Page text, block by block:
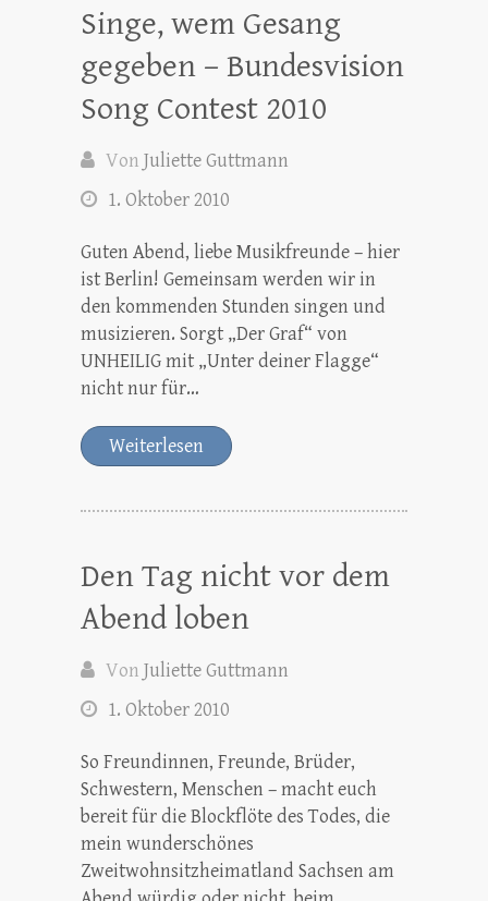
Singe, wem Gesang
gegeben – Bundesvision
Song Contest 2010
Von Juliette Guttmann
1. Oktober 2010
Guten Abend, liebe Musikfreunde – hier
ist Berlin! Gemeinsam werden wir in
den kommenden Stunden singen und
musizieren. Sorgt „Der Graf“ von
UNHEILIG mit „Unter deiner Flagge“
nicht nur für…
Weiterlesen
Den Tag nicht vor dem
Abend loben
Von Juliette Guttmann
1. Oktober 2010
So Freundinnen, Freunde, Brüder,
Schwestern, Menschen – macht euch
bereit für die Blockflöte des Todes, die
mein wunderschönes
Zweitwohnsitzheimatland Sachsen am